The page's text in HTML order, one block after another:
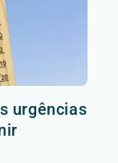
urgências